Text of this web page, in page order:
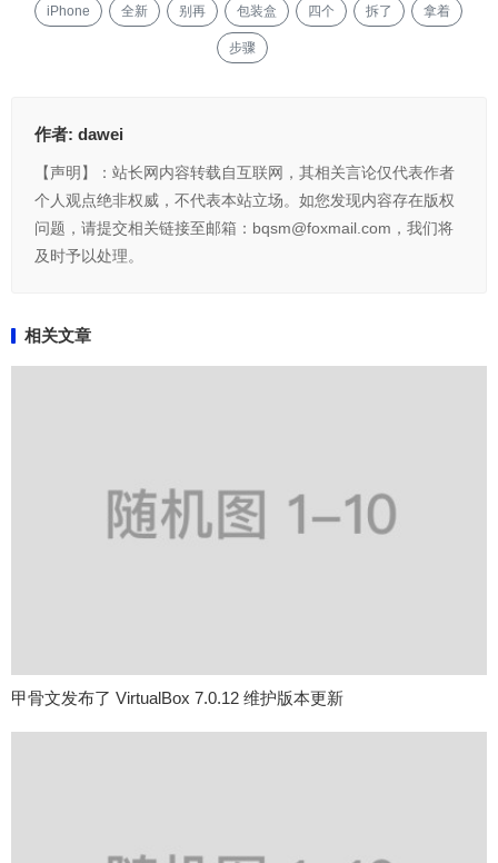
iPhone 全新 别再 包装盒 四个 拆了 拿着
步骤
作者: dawei
【声明】：站长网内容转载自互联网，其相关言论仅代表作者
个人观点绝非权威，不代表本站立场。如您发现内容存在版权
问题，请提交相关链接至邮箱：bqsm@foxmail.com，我们将
及时予以处理。
相关文章
甲骨文发布了 VirtualBox 7.0.12 维护版本更新